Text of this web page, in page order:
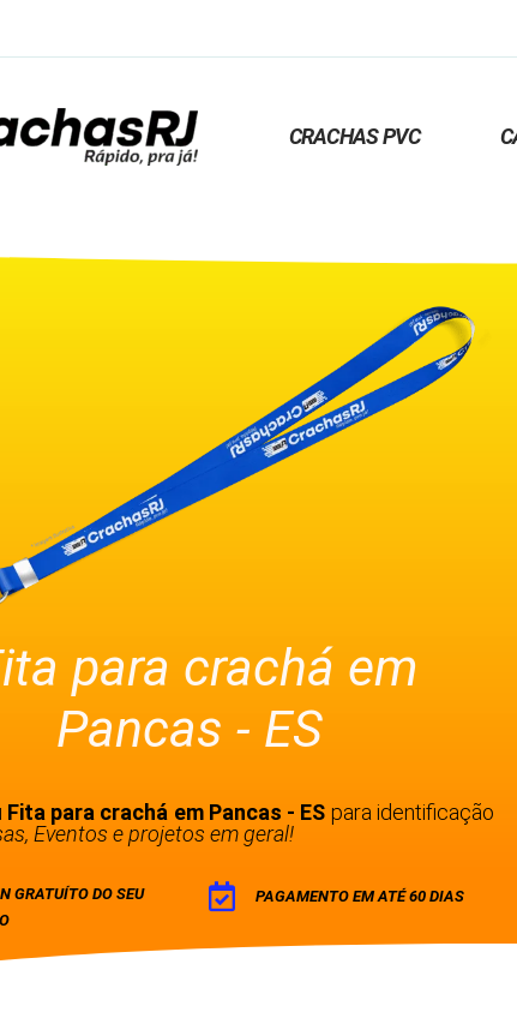
CRACHAS PVC
para crachá em
Pancas - ES
Fita para crachá em Pancas - ES para identificação
Eventos e projetos em geral!
GRATUÍTO DO SEU
PAGAMENTO EM ATÉ 60 DIAS